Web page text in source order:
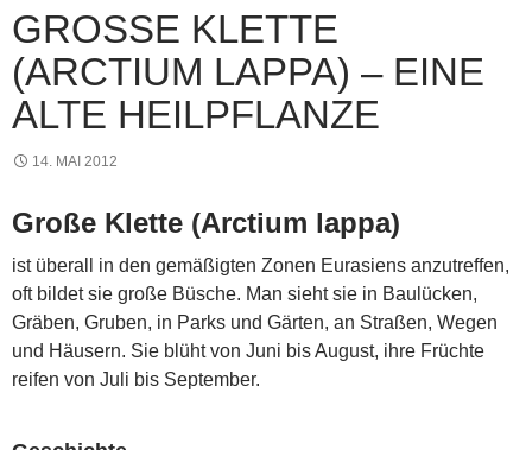
GROSSE KLETTE (
ARCTIUM LAPPA) – EINE A
LTE HEILPFLANZE
14. MAI 2012
Große Klette (Arctium lappa)
ist überall in den gemäßigten Zonen Eurasiens anzutreffen,
oft bildet sie große Büsche. Man sieht sie in Baulücken,
Gräben, Gruben, in Parks und Gärten, an Straßen, Wegen
und Häusern. Sie blüht von Juni bis August, ihre Früchte
reifen von Juli bis September.